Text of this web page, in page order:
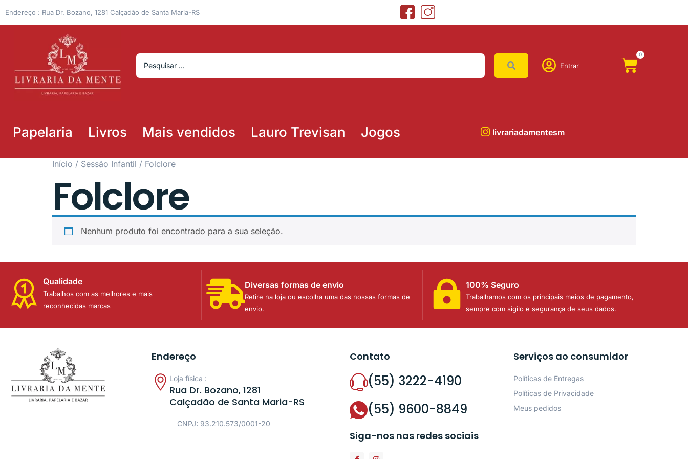
Endereço : Rua Dr. Bozano, 1281 Calçadão de Santa Maria-RS
Entrar
0
Papelaria Livros Mais vendidos Lauro Trevisan Jogos livrariadamentesm
Início / Sessão Infantil / Folclore
Folclore
Nenhum produto foi encontrado para a sua seleção.
Qualidade
Trabalhos com as melhores e mais
reconhecidas marcas
Diversas formas de envio
Retire na loja ou escolha uma das nossas formas de
envio.
100% Seguro
Trabalhamos com os principais meios de pagamento,
sempre com sigilo e segurança de seus dados.
Endereço
Loja física :
Rua Dr. Bozano, 1281
Calçadão de Santa Maria-RS
CNPJ: 93.210.573/0001-20
Contato
(55) 3222-4190
(55) 9600-8849
Siga-nos nas redes sociais
Serviços ao consumidor
Políticas de Entregas
Políticas de Privacidade
Meus pedidos